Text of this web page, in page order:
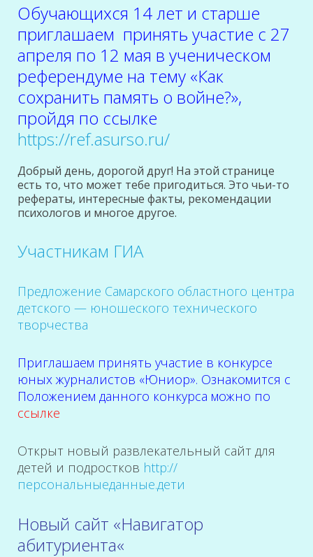
Обучающихся 14 лет и старше
приглашаем принять участие с 27
апреля по 12 мая в ученическом
референдуме на тему «Как
сохранить память о войне?»,
пройдя по ссылке
https://ref.asurso.ru/
Добрый день, дорогой друг! На этой странице
есть то, что может тебе пригодиться. Это чьи-то
рефераты, интересные факты, рекомендации
психологов и многое другое.
Участникам ГИА
Предложение Самарского областного центра
детского — юношеского технического
творчества
Приглашаем принять участие в конкурсе
юных журналистов «Юниор». Ознакомится с
Положением данного конкурса можно по
ссылке
Открыт новый развлекательный сайт для
детей и подростков http://
персональныеданные.дети
Новый сайт «Навигатор
абитуриента«